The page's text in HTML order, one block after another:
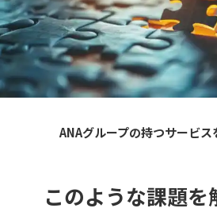
ANAグループの持つサービ
このような課題を